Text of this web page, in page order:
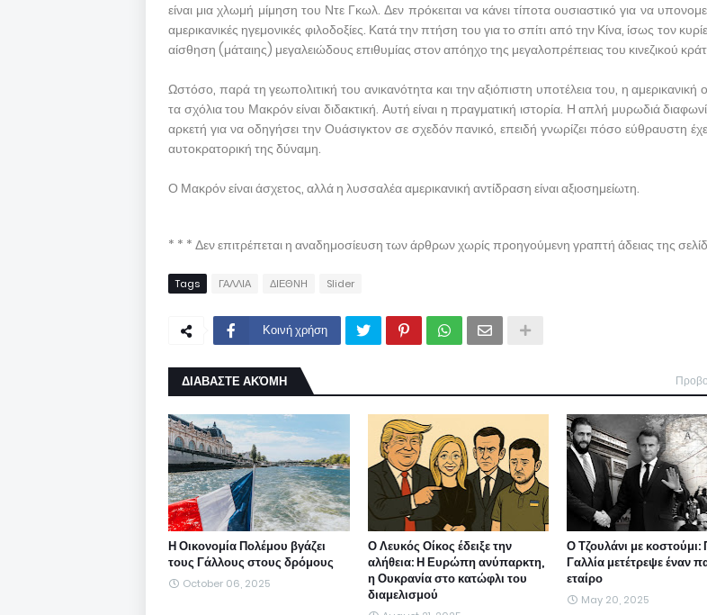
είναι μια χλωμή μίμηση του Ντε Γκωλ. Δεν πρόκειται να κάνει τίποτα ουσιαστικό για να
αμερικανικές ηγεμονικές φιλοδοξίες. Κατά την πτήση του για το σπίτι από την Κίνα, ίσως τον
αίσθηση (μάταιης) μεγαλειώδους επιθυμίας στον απόηχο της μεγαλοπρέπειας του κινεζικού
Ωστόσο, παρά τη γεωπολιτική του ανικανότητα και την αξιόπιστη υποτέλεια του, η αμερικανική
τα σχόλια του Μακρόν είναι διδακτική. Αυτή είναι η πραγματική ιστορία. Η απλή μυρωδιά
αρκετή για να οδηγήσει την Ουάσιγκτον σε σχεδόν πανικό, επειδή γνωρίζει πόσο εύθραυστη έχει
αυτοκρατορική της δύναμη.
Ο Μακρόν είναι άσχετος, αλλά η λυσσαλέα αμερικανική αντίδραση είναι αξιοσημείωτη.
* * * Δεν επιτρέπεται η αναδημοσίευση των άρθρων χωρίς προηγούμενη γραπτή άδειας της
Tags ΓΑΛΛΙΑ ΔΙΕΘΝΗ Slider
Κοινή χρήση
ΔΙΑΒΑΣΤΕ ΑΚΌΜΗ
Η Οικονομία Πολέμου βγάζει
τους Γάλλους στους δρόμους
October 06, 2025
Ο Λευκός Οίκος έδειξε την
αλήθεια: Η Ευρώπη ανύπαρκτη,
η Ουκρανία στο κατώφλι του
διαμελισμού
Ο Τζουλάνι με
Γαλλία μετέτρεψε έναν
εταίρο
May 20, 2025